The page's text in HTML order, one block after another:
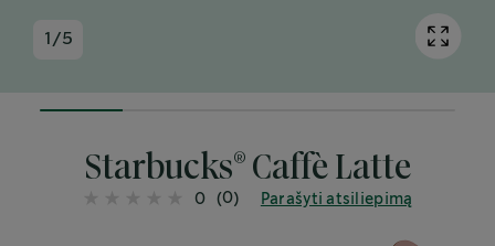
1 /5
20%
Starbucks® Caffè Latte
0 (0) Parašyti atsiliepimą